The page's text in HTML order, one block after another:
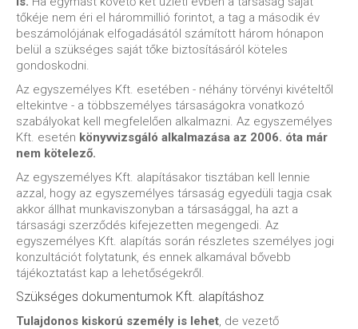
tőkéje nem éri el hárommillió forintot, a tag a második év
beszámolójának elfogadásától számított három hónapon
belül a szükséges saját tőke biztosításáról köteles
gondoskodni.
Az egyszemélyes Kft. esetében - néhány törvényi kivételtől
eltekintve - a többszemélyes társaságokra vonatkozó
szabályokat kell megfelelően alkalmazni. Az egyszemélyes
Kft. esetén könyvvizsgáló alkalmazása az 2006. óta már
nem kötelező.
Az egyszemélyes Kft. alapításakor tisztában kell lennie
azzal, hogy az egyszemélyes társaság egyedüli tagja csak
akkor állhat munkaviszonyban a társasággal, ha azt a
társasági szerződés kifejezetten megengedi. Az
egyszemélyes Kft. alapítás során részletes személyes jogi
konzultációt folytatunk, és ennek alkamával bővebb
tájékoztatást kap a lehetőségekről.
Szükséges dokumentumok Kft. alapításhoz
Tulajdonos kiskorú személy is lehet, de vezető